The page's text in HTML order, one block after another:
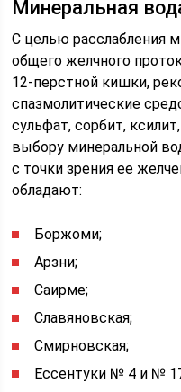
Минеральная
С целью расслабления
общего желчного
12-перстной кишки,
спазмолитические
сульфат, сорбит,
выбору минеральной
с точки зрения ее
обладают:
Боржоми;
Арзни;
Саирме;
Славяновская;
Смирновская;
Ессентуки № 4 и №